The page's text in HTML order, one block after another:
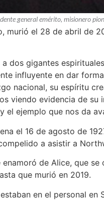
general emérito, misionero
murió el 28 de abril de
dos gigantes
influyente en dar
nacional, su espíritu
viendo evidencia de
el ejemplo que nos da
el 16 de agosto de
a asistir a
de Alice, que
que murió en 2019.
en el personal en